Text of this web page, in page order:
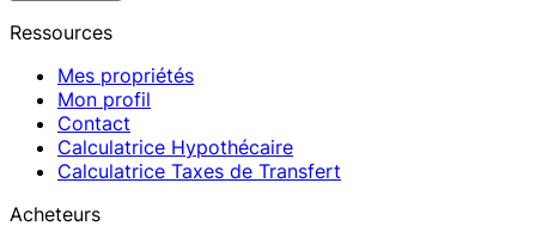
Ressources
Mes propriétés
Mon profil
Contact
Calculatrice Hypothécaire
Calculatrice Taxes de Transfert
Acheteurs